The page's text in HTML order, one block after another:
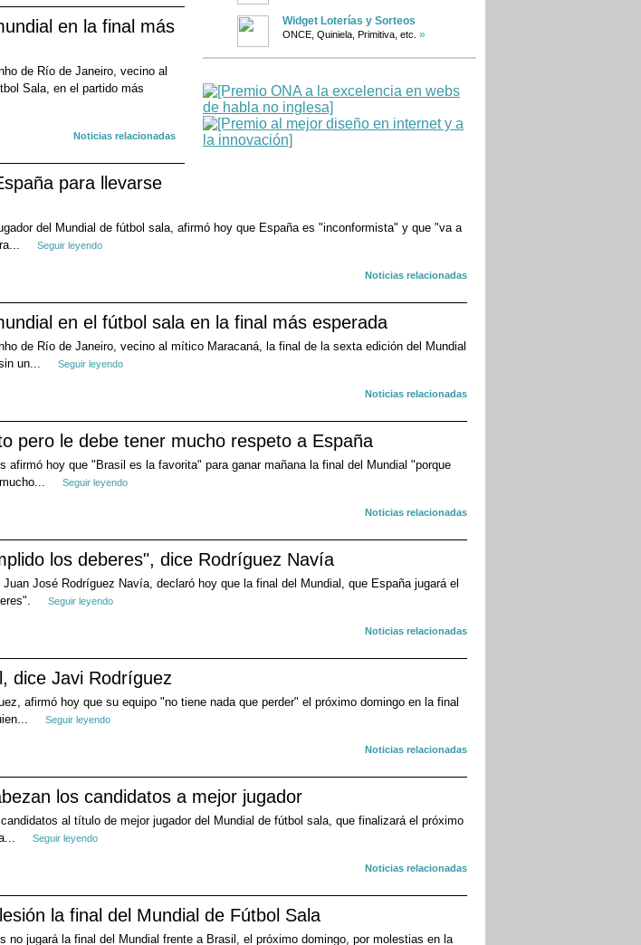
Widget Loterías y Sorteos
ONCE, Quiniela, Primitiva, etc. »
en la final más
de Río de Janeiro, vecino al
Sala, en el partido más
Noticias relacionadas
para llevarse
del Mundial de fútbol sala, afirmó hoy que España es "inconformista" y que "va a
Seguir leyendo
Noticias relacionadas
en el fútbol sala en la final más esperada
de Río de Janeiro, vecino al mítico Maracaná, la final de la sexta edición del Mundial
un...
Seguir leyendo
Noticias relacionadas
pero le debe tener mucho respeto a España
afirmó hoy que "Brasil es la favorita" para ganar mañana la final del Mundial "porque
Seguir leyendo
Noticias relacionadas
los deberes", dice Rodríguez Navía
José Rodríguez Navía, declaró hoy que la final del Mundial, que España jugará el
Seguir leyendo
Noticias relacionadas
dice Javi Rodríguez
afirmó hoy que su equipo "no tiene nada que perder" el próximo domingo en la final
Seguir leyendo
Noticias relacionadas
los candidatos a mejor jugador
al título de mejor jugador del Mundial de fútbol sala, que finalizará el próximo
Seguir leyendo
Noticias relacionadas
la final del Mundial de Fútbol Sala
no jugará la final del Mundial frente a Brasil, el próximo domingo, por molestias en la